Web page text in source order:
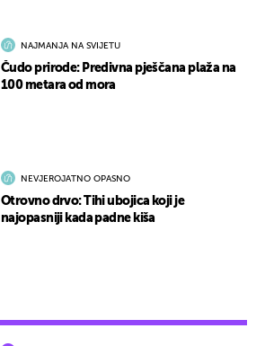
NAJMANJA NA SVIJETU
Čudo prirode: Predivna pješčana plaža na
100 metara od mora
NEVJEROJATNO OPASNO
Otrovno drvo: Tihi ubojica koji je
najopasniji kada padne kiša